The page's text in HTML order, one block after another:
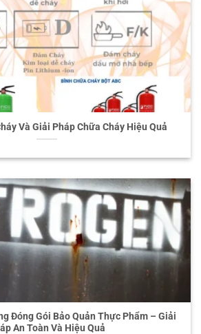
Và Giải Pháp Chữa Cháy Hiệu Quả
Đóng Gói Bảo Quản Thực Phẩm – Giải
An Toàn Và Hiệu Quả